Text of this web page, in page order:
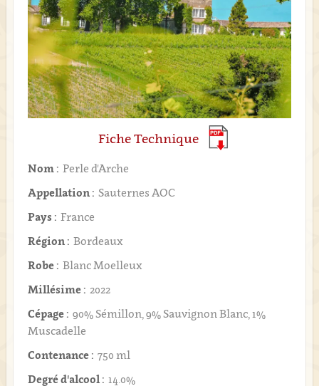
Fiche Technique
Nom : Perle d'Arche
Appellation : Sauternes AOC
Pays : France
Région : Bordeaux
Robe : Blanc Moelleux
Millésime : 2022
Cépage : 90% Sémillon, 9% Sauvignon Blanc, 1%
Muscadelle
Contenance : 750 ml
Degré d'alcool : 14.0%